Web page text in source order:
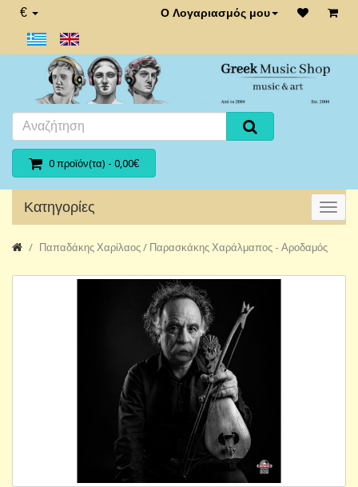
€ Ο Λογαριασμός μου
0 προϊόν(τα) - 0,00€
Κατηγορίες
Παπαδάκης Χαρίλαος / Παρασκάκης Χαράλμαπος - Αροδαμός